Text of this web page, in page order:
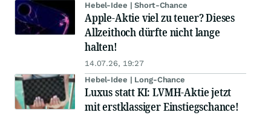
Hebel-Idee | Short-Chance
Apple-Aktie viel zu teuer? Dieses
Allzeithoch dürfte nicht lange
halten!
14.07.26, 19:27
Hebel-Idee | Long-Chance
Luxus statt KI: LVMH-Aktie jetzt
mit erstklassiger Einstiegschance!